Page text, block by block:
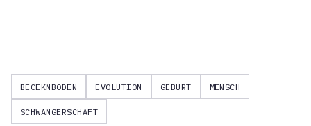
BECEKNBODEN EVOLUTION GEBURT MENSCH
SCHWANGERSCHAFT